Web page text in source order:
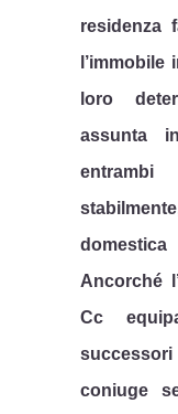
residenza
loro
assunta
Ancorché
Cc
coniuge